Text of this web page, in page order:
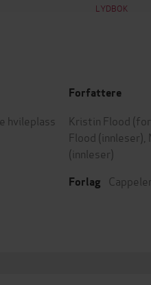
LYDBOK
hvileplass
Forfattere
Kristin Flood
Flood (innleser),
(innleser)
Forlag